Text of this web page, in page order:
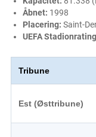
Åbnet: 1998
Placering: Saint-
UEFA
Tribune
Est (Østtribune)